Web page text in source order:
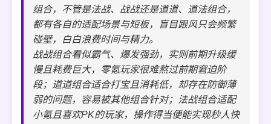
组合，不管是法战、战战还是道道、道法组合，
都有各自的适配场景与短板，盲目跟风只会频繁
碰壁，白白浪费时间与精力。
战战组合看似霸气、爆发强劲，实则前期升级缓
慢且耗费巨大，零氪玩家很难熬过前期窘迫阶
段；道道组合适合打宝且消耗低，却存在防御薄
弱的问题，容易被其他组合针对；法战组合适配
小氪且喜欢PK的玩家，操作得当便能实现秒人快